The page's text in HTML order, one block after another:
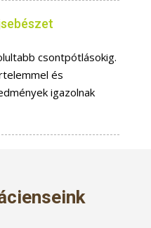
csontpótlásokig.
és
igazolnak